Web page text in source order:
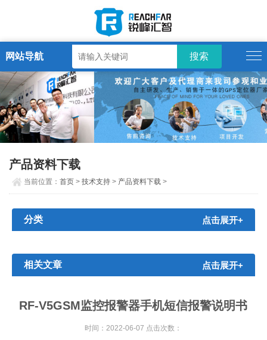
网站导航
产品资料下载
当前位置：首页 >技术支持 > 产品资料下载 >
分类 点击展开+
相关文章 点击展开+
RF-V5GSM监控报警器手机短信报警说明书
时间：2022-06-07 点击次数：